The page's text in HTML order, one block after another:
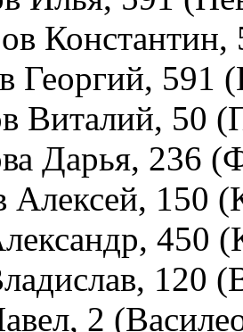
Георгий, 591
Виталий, 50
Дарья, 236
Алексей, 150
450
120
2